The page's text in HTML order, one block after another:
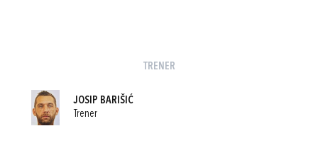
TRENER
JOSIP BARIŠIĆ
Trener